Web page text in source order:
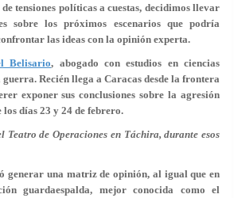
de tensiones políticas a cuestas, decidimos llevar
sobre los próximos escenarios que podría
las ideas con la opinión experta.
Belisario, abogado con estudios en ciencias
Recién llega a Caracas desde la frontera
exponer sus conclusiones sobre la agresión
días 23 y 24 de febrero.
de Operaciones en Táchira, durante esos
generar una matriz de opinión, al igual que en
guardaespalda, mejor conocida como el